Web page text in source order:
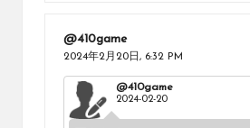
@410game
2024年2月20日, 6:32 PM
@410game
2024-02-20